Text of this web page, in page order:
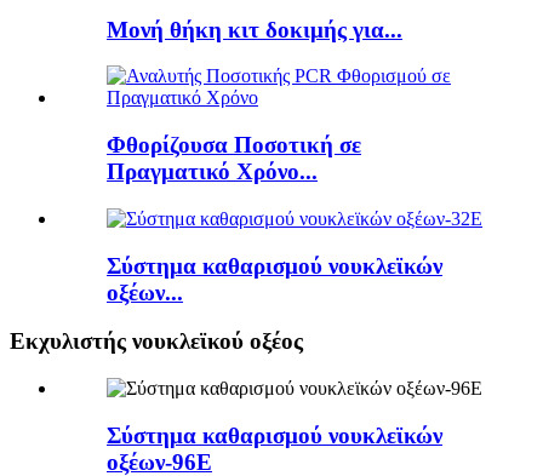
Μονή θήκη κιτ δοκιμής για...
Φθορίζουσα Ποσοτική σε
Πραγματικό Χρόνο...
Σύστημα καθαρισμού νουκλεϊκών
οξέων...
Εκχυλιστής νουκλεϊκού οξέος
Σύστημα καθαρισμού νουκλεϊκών
οξέων-96E